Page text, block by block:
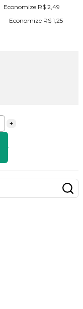
Economize R$ 2,49
Economize R$ 1,25
+